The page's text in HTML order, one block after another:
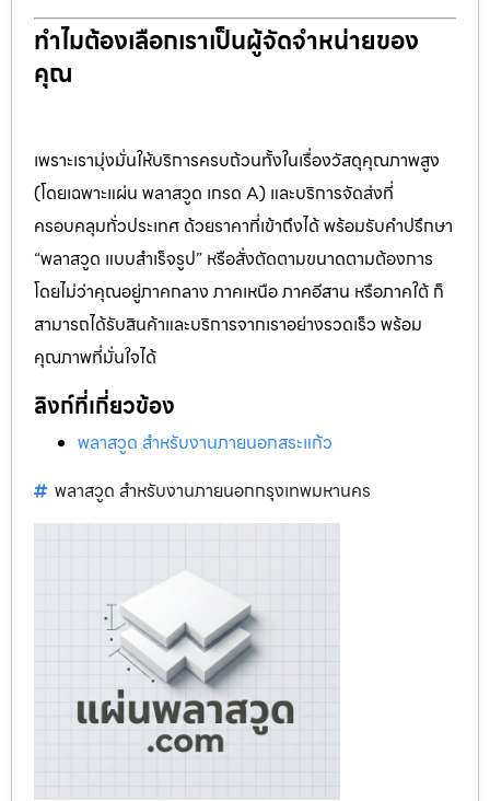
ทำไมต้องเลือกเราเป็นผู้จัดจำหน่ายของ
คุณ
เพราะเรามุ่งมั่นให้บริการครบถ้วนทั้งในเรื่องวัสดุคุณภาพสูง
(โดยเฉพาะแผ่น พลาสวูด เกรด A) และบริการจัดส่งที่
ครอบคลุมทั่วประเทศ ด้วยราคาที่เข้าถึงได้ พร้อมรับคำปรึกษา
“พลาสวูด แบบสำเร็จรูป” หรือสั่งตัดตามขนาดตามต้องการ
โดยไม่ว่าคุณอยู่ภาคกลาง ภาคเหนือ ภาคอีสาน หรือภาคใต้ ก็
สามารถได้รับสินค้าและบริการจากเราอย่างรวดเร็ว พร้อม
คุณภาพที่มั่นใจได้
ลิงก์ที่เกี่ยวข้อง
พลาสวูด สำหรับงานภายนอกสระแก้ว
พลาสวูด สำหรับงานภายนอกกรุงเทพมหานคร